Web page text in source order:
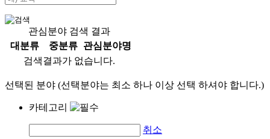
관심분야 검색 결과
대분류
중분류
관심분야명
검색결과가 없습니다.
선택된 분야 (선택분야는 최소 하나 이상 선택 하셔야 합니다.)
카테고리
취소